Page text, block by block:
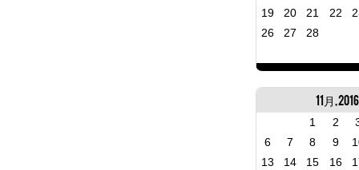
19
20 21 22
26
27 28
11月, 2016
1 2
6
7 8 9
13
14 15 16